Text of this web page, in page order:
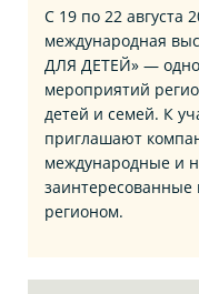
С 19 по 22 августа
международная
ДЛЯ ДЕТЕЙ» —
мероприятий
детей и семей. К
приглашают
международные и
заинтересованные
регионом.